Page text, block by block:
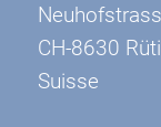
CH-8630
Suisse